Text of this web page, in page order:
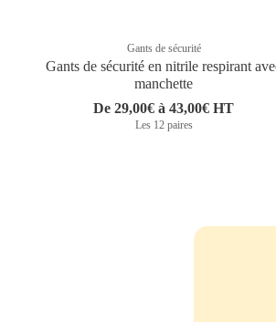
Gants de sécurité
Gants de sécurité en nitrile respirant
manchette
De 29,00€ à 43,00€ HT
Les 12 paires